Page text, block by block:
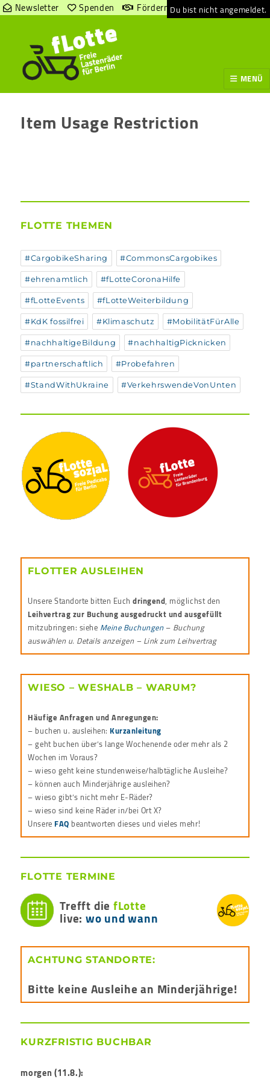
Newsletter Spenden Fördern Du bist nicht angemeldet.
MENÜ
Item Usage Restriction
FLOTTE THEMEN
#CargobikeSharing #CommonsCargobikes
#ehrenamtlich #fLotteCoronaHilfe
#fLotteEvents #fLotteWeiterbildung
#KdK fossilfrei #Klimaschutz #MobilitätFürAlle
#nachhaltigeBildung #nachhaltigPicknicken
#partnerschaftlich #Probefahren
#StandWithUkraine #VerkehrswendeVonUnten
FLOTTER AUSLEIHEN
Unsere Standorte bitten Euchdringend, möglichst den
Leihvertrag zur Buchung ausgedruckt und ausgefüllt
mitzubringen: siehe Meine Buchungen– Buchung
auswählen u. Details anzeigen – Link zum Leihvertrag
WIESO – WESHALB – WARUM?
Häufige Anfragen und Anregungen:
– buchen u. ausleihen: Kurzanleitung
– geht buchen über’s lange Wochenende oder mehr als 2
Wochen im Voraus?
– wieso geht keine stundenweise/halbtägliche Ausleihe?
– können auch Minderjährige ausleihen?
– wieso gibt’s nicht mehr E-Räder?
– wieso sind keine Räder in/bei Ort X?
Unsere FAQ beantworten dieses und vieles mehr!
FLOTTE TERMINE
Trefft diefLotte
live:wo und wann
ACHTUNG STANDORTE:
Bitte keine Ausleihe an Minderjährige!
KURZFRISTIG BUCHBAR
morgen (11.8.):